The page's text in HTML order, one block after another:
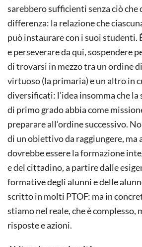
sarebbero sufficienti senza ciò che
differenza: la relazione che
può instaurare con i suoi studenti.
e perseverare da qui, sospendere
di trovarsi in mezzo tra un ordine
virtuoso (la primaria) e un altro in
diversificati: l’idea insomma che la
di primo grado abbia come
preparare all’ordine successivo.
di un obiettivo da raggiungere, ma
dovrebbe essere la formazione
e del cittadino, a partire dalle
formative degli alunni e delle
scritto in molti PTOF: ma in
stiamo nel reale, che è complesso,
risposte e azioni.